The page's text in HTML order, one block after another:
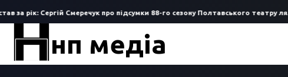
рік: Сергій Смеречук про підсумки 88-го сезону Полтавського театру ляльок
нп медіа